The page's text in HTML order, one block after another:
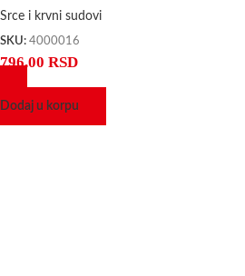
Srce i krvni sudovi
SKU: 4000016
796,00 RSD
Dodaj u korpu